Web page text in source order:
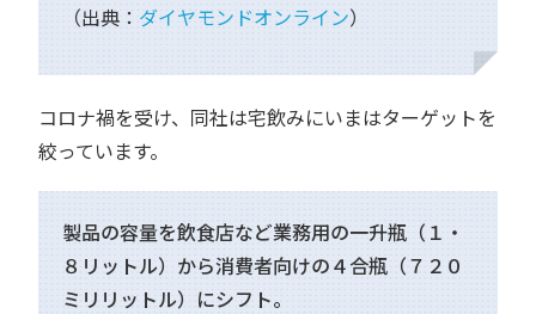
（出典： ダイヤモンドオンライン）
コロナ禍を受け、同社は宅飲みにいまはターゲットを
絞っています。
製品の容量を飲食店など業務用の一升瓶（１・
８リットル）から消費者向けの４合瓶（７２０
ミリリットル）にシフト。